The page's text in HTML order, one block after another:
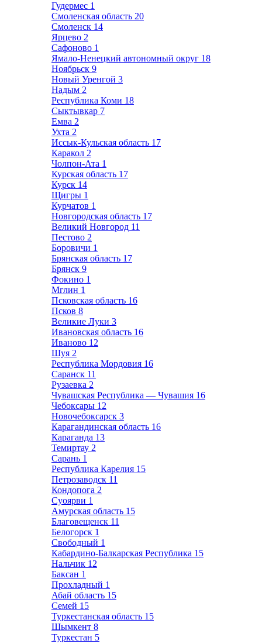
Гудермес 1
Смоленская область 20
Смоленск 14
Ярцево 2
Сафоново 1
Ямало-Ненецкий автономный округ 18
Ноябрьск 9
Новый Уренгой 3
Надым 2
Республика Коми 18
Сыктывкар 7
Емва 2
Ухта 2
Иссык-Кульская область 17
Каракол 2
Чолпон-Ата 1
Курская область 17
Курск 14
Щигры 1
Курчатов 1
Новгородская область 17
Великий Новгород 11
Пестово 2
Боровичи 1
Брянская область 17
Брянск 9
Фокино 1
Мглин 1
Псковская область 16
Псков 8
Великие Луки 3
Ивановская область 16
Иваново 12
Шуя 2
Республика Мордовия 16
Саранск 11
Рузаевка 2
Чувашская Республика — Чувашия 16
Чебоксары 12
Новочебоксарск 3
Карагандинская область 16
Караганда 13
Темиртау 2
Сарань 1
Республика Карелия 15
Петрозаводск 11
Кондопога 2
Суоярви 1
Амурская область 15
Благовещенск 11
Белогорск 1
Свободный 1
Кабардино-Балкарская Республика 15
Нальчик 12
Баксан 1
Прохладный 1
Абай область 15
Семей 15
Туркестанская область 15
Шымкент 8
Туркестан 5